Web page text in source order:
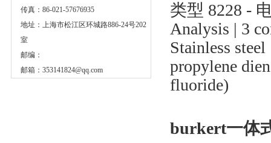
传真：86-021-57676935
地址：上海市松江区环城路886-24号202
室
邮编：
邮箱： 353141824@qq.com
类型 8228 -
Analysis | 3
Stainless
propylene
fluoride)
burkert一体